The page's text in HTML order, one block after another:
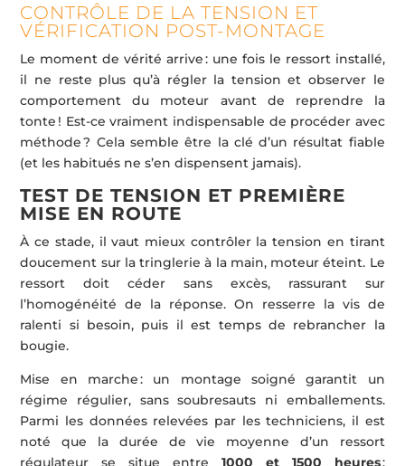
CONTRÔLE DE LA TENSION ET
VÉRIFICATION POST-MONTAGE
Le moment de vérité arrive : une fois le ressort installé,
il ne reste plus qu’à régler la tension et observer le
comportement du moteur avant de reprendre la
tonte ! Est-ce vraiment indispensable de procéder avec
méthode ? Cela semble être la clé d’un résultat fiable
(et les habitués ne s’en dispensent jamais).
TEST DE TENSION ET PREMIÈRE
MISE EN ROUTE
À ce stade, il vaut mieux contrôler la tension en tirant
doucement sur la tringlerie à la main, moteur éteint. Le
ressort doit céder sans excès, rassurant sur
l’homogénéité de la réponse. On resserre la vis de
ralenti si besoin, puis il est temps de rebrancher la
bougie.
Mise en marche : un montage soigné garantit un
régime régulier, sans soubresauts ni emballements.
Parmi les données relevées par les techniciens, il est
noté que la durée de vie moyenne d’un ressort
régulateur se situe entre 1000 et 1500 heures: